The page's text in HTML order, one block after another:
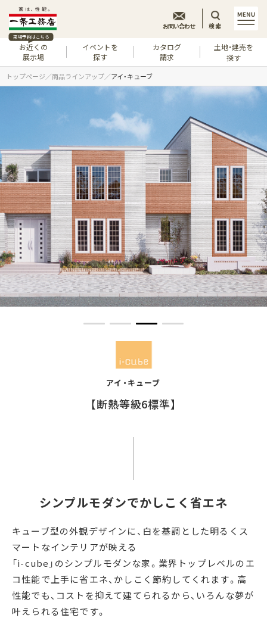
来場予約はこちら
お近くの
展示場
イベントを
探す
カタログ
請求
土地・建売を
探す
お問い合わせ 検索
トップページ 商品ラインアップ アイ・キューブ
アイ・キューブ
【断熱等級6標準】
シンプルモダンでかしこく省エネ
キューブ型の外観デザインに、白を基調とした明るくス
マートなインテリアが映える
「i-cube」のシンプルモダンな家。業界トップレベルのエ
コ性能で上手に省エネ、かしこく節約してくれます。高
性能でも、コストを抑えて建てられるから、いろんな夢が
叶えられる住宅です。